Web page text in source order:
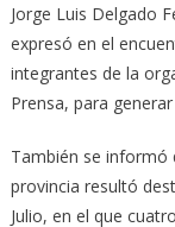
Jorge Luis Delgado
expresó en el
integrantes de la
Prensa, para
También se informó
provincia resultó
Julio, en el que